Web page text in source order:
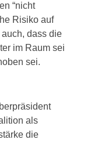
“nicht
Risiko auf
dass die
im Raum sei
sei.
als
die